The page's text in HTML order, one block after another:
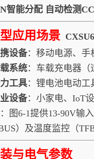
智能分配 自动检测
应用场景
设备：移动电源、手
系统：车载充电器（
工具：锂电池电动工
设备：小家电、IoT
：图6-1提供13-90V输
）及温度监控（TFB
与电气参数